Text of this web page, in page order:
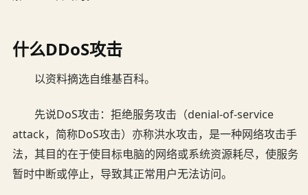
什么DDoS攻击
以资料摘选自维基百科。
先说DoS攻击：拒绝服务攻击（denial-of-service
attack，简称DoS攻击）亦称洪水攻击，是一种网络攻击手
法，其目的在于使目标电脑的网络或系统资源耗尽，使服务
暂时中断或停止，导致其正常用户无法访问。